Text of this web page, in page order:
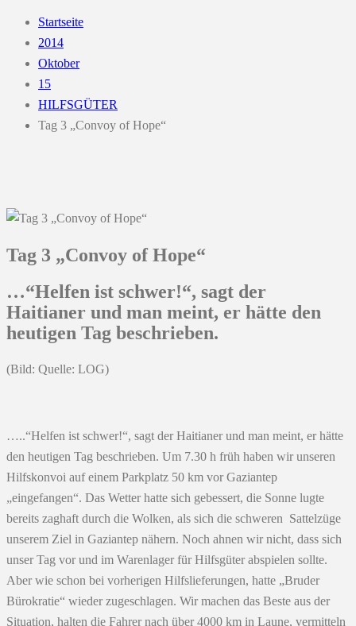
Startseite
2014
Oktober
15
HILFSGÜTER
Tag 3 „Convoy of Hope“
Tag 3 „Convoy of Hope“
…“Helfen ist schwer!“, sagt der
Haitianer und man meint, er hätte den
heutigen Tag beschrieben.
(Bild: Quelle: LOG)
…..“Helfen ist schwer!“, sagt der Haitianer und man meint, er hätte
den heutigen Tag beschrieben. Um 7.30 h früh haben wir unseren
Hilfskonvoi auf einem Parkplatz 50 km vor Gaziantep
„eingefangen“. Das Wetter hatte sich gebessert, die Sonne lugte
bereits zaghaft durch die Wolken, als sich die schweren Sattelzüge
unserem Ziel in Gaziantep nähern. Noch ahnen wir nicht, dass sich
unser Tag vor und im Warenlager für Hilfsgüter abspielen sollte.
Aber wie schon bei vorherigen Hilfslieferungen, hatte „Bruder
Bürokratie“ wieder zugeschlagen. Wir machen das Beste aus der
Situation, halten die Fahrer nach über 4000 km in Laune, vermitteln